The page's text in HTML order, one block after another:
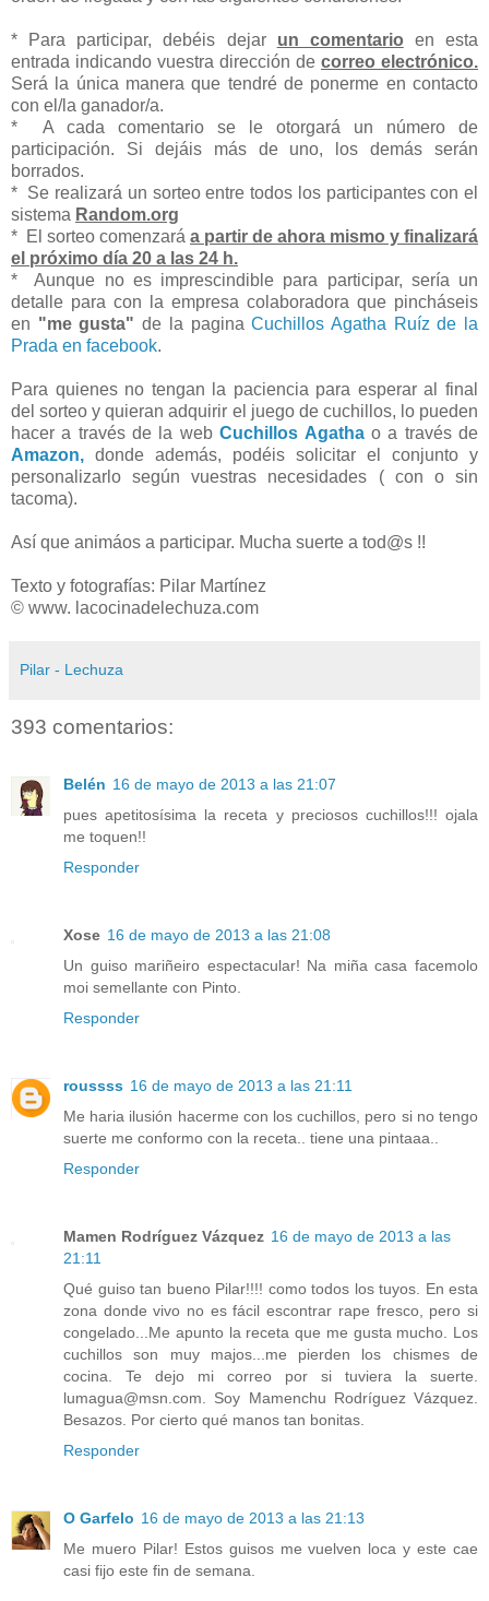
* Para participar, debéis dejar un comentario en esta
entrada indicando vuestra dirección de correo electrónico.
Será la única manera que tendré de ponerme en contacto
con el/la ganador/a.
* A cada comentario se le otorgará un número de
participación. Si dejáis más de uno, los demás serán
borrados.
* Se realizará un sorteo entre todos los participantes con el
sistema Random.org
* El sorteo comenzará a partir de ahora mismo y finalizará
el próximo día 20 a las 24 h.
* Aunque no es imprescindible para participar, sería un
detalle para con la empresa colaboradora que pincháseis
en "me gusta" de la paginaCuchillos Agatha Ruíz de la
Prada en facebook.
Para quienes no tengan la paciencia para esperar al final
del sorteo y quieran adquirir el juego de cuchillos, lo pueden
hacer a través de la webCuchillos Agathao a través de
Amazon, donde además, podéis solicitar el conjunto y
personalizarlo según vuestras necesidades ( con o sin
tacoma).
Así que animáos a participar. Mucha suerte a tod@s !!
Texto y fotografías: Pilar Martínez
© www. lacocinadelechuza.com
Pilar - Lechuza
393 comentarios:
Belén 16 de mayo de 2013 a las 21:07
pues apetitosísima la receta y preciosos cuchillos!!! ojala
me toquen!!
Responder
Xose 16 de mayo de 2013 a las 21:08
Un guiso mariñeiro espectacular! Na miña casa facemolo
moi semellante con Pinto.
Responder
roussss 16 de mayo de 2013 a las 21:11
Me haria ilusión hacerme con los cuchillos, pero si no tengo
suerte me conformo con la receta.. tiene una pintaaa..
Responder
Mamen Rodríguez Vázquez 16 de mayo de 2013 a las
21:11
Qué guiso tan bueno Pilar!!!! como todos los tuyos. En esta
zona donde vivo no es fácil escontrar rape fresco, pero si
congelado...Me apunto la receta que me gusta mucho. Los
cuchillos son muy majos...me pierden los chismes de
cocina. Te dejo mi correo por si tuviera la suerte.
lumagua@msn.com. Soy Mamenchu Rodríguez Vázquez.
Besazos. Por cierto qué manos tan bonitas.
Responder
O Garfelo 16 de mayo de 2013 a las 21:13
Me muero Pilar! Estos guisos me vuelven loca y este cae
casi fijo este fin de semana.